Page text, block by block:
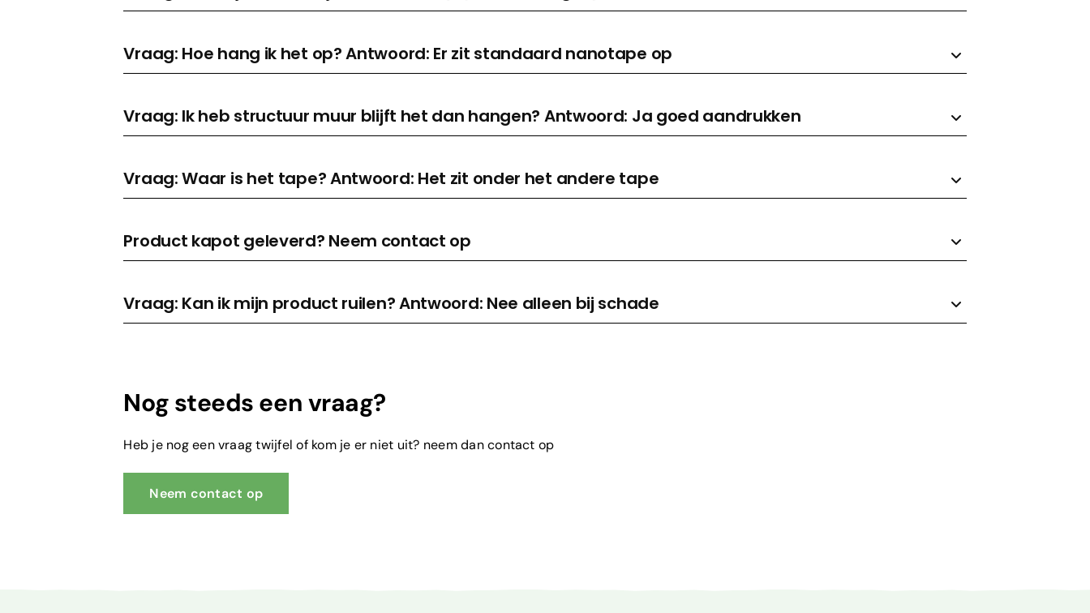
Vraag: Hoe hang ik het op? Antwoord: Er zit standaard nanotape op
Vraag: Ik heb structuur muur blijft het dan hangen? Antwoord: Ja goed aandrukken
Vraag: Waar is het tape? Antwoord: Het zit onder het andere tape
Product kapot geleverd? Neem contact op
Vraag: Kan ik mijn product ruilen? Antwoord: Nee alleen bij schade
Nog steeds een vraag?
Heb je nog een vraag twijfel of kom je er niet uit? neem dan contact op
Neem contact op